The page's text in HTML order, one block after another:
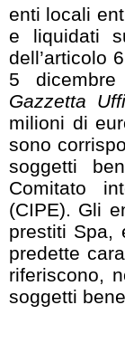
enti locali
e liquidati
dell’articolo
5
Gazzetta
milioni di
sono
soggetti
Comitato
(CIPE). Gli
prestiti Spa,
predette
riferiscono,
soggetti